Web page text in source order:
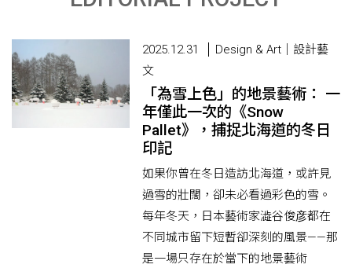
2025.12.31
Design & Art｜設計藝
文
「為雪上色」的地景藝術： 一
年僅此一次的《Snow
Pallet》，捕捉北海道的冬日
印記
如果你曾在冬日造訪北海道，或許見
過雪的壯闊，卻未必看過彩色的雪。
每年冬天，日本藝術家澁谷俊彦都在
不同城市留下短暫卻深刻的風景——那
是一場只存在於當下的地景藝術